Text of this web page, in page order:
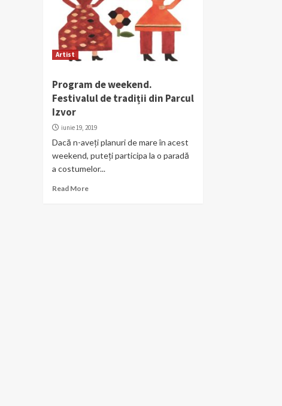
Artist
Program de weekend.
Festivalul de tradiții din Parcul
Izvor
iunie 19, 2019
Dacă n-aveți planuri de mare în acest
weekend, puteți participa la o paradă
a costumelor...
Read More